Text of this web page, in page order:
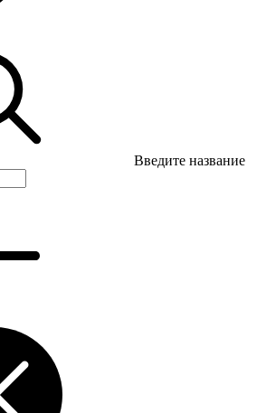
Введите название